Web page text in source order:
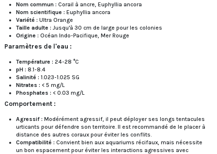
Nom commun : Corail à ancre, Euphyllia ancora
Nom scientifique : Euphyllia ancora
Variété : Ultra Orange
Taille adulte : Jusqu'à 30 cm de large pour les colonies
Origine : Océan Indo-Pacifique, Mer Rouge
Paramètres de l'eau :
Température : 24-28 °C
pH : 8.1-8.4
Salinité : 1.023-1.025 SG
Nitrates : < 5 mg/L
Phosphates : < 0.03 mg/L
Comportement :
Agressif : Modérément agressif, il peut déployer ses longs tentacules
urticants pour défendre son territoire. Il est recommandé de le placer à
distance des autres coraux pour éviter les conflits.
Compatibilité : Convient bien aux aquariums récifaux, mais nécessite
un bon espacement pour éviter les interactions agressives avec